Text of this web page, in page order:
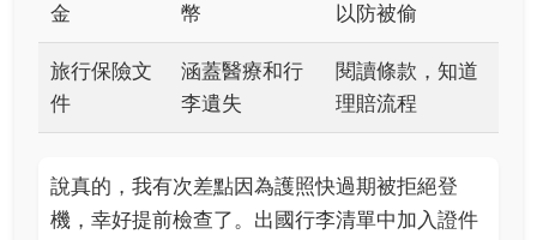
金
幣
以防被偷
旅行保險文
件
涵蓋醫療和行
李遺失
閱讀條款，知道
理賠流程
說真的，我有次差點因為護照快過期被拒絕登
機，幸好提前檢查了。出國行李清單中加入證件